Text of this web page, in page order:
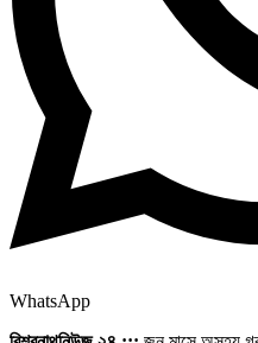
WhatsApp